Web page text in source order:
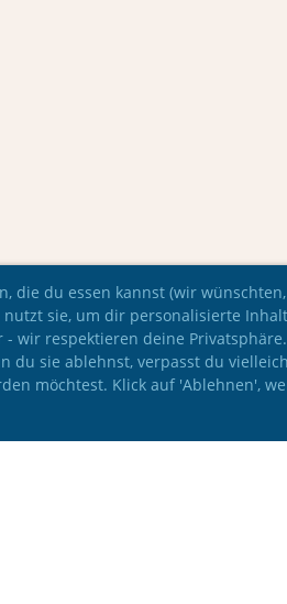
die du essen kannst (wir
sie, um dir personalisierte
wir respektieren deine
du sie ablehnst, verpasst du
möchtest. Klick auf 'Ablehnen',